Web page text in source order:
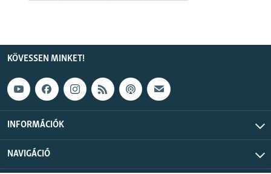
KÖVESSEN MINKET!
INFORMÁCIÓK
NAVIGÁCIÓ